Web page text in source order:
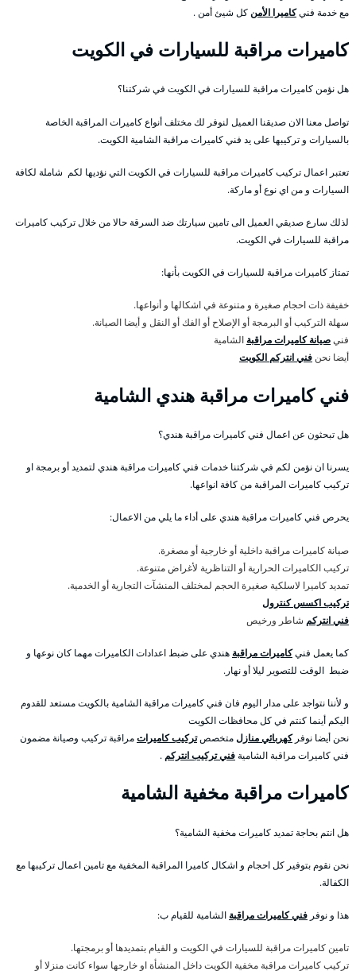
مع خدمة فنيكاميرا الأمنكل شيئ أمن .
كاميرات مراقبة للسيارات في الكويت
هل نؤمن كاميرات مراقبة للسيارات في الكويت في شركتنا؟
تواصل معنا الان صديقنا العميل لنوفر لك مختلف أنواع كاميرات المراقبة الخاصة
بالسيارات و تركيبها على يد فني كاميرات مراقبة الشامية الكويت.
تعتبر اعمال تركيب كاميرات مراقبة للسيارات في الكويت التي نؤديها لكم شاملة لكافة
السيارات و من اي نوع أو ماركة.
لذلك سارع صديقي العميل الى تامين سيارتك ضد السرقة حالا من خلال تركيب كاميرات
مراقبة للسيارات في الكويت.
تمتاز كاميرات مراقبة للسيارات في الكويت بأنها:
خفيفة ذات احجام صغيرة و متنوعة في اشكالها و أنواعها.
سهلة التركيب أو البرمجة أو الإصلاح أو الفك أو النقل و أيضا الصيانة.
فنيصيانة كاميرات مراقبة الشامية
أيضا نحن فني انتركم الكويت
فني كاميرات مراقبة هندي الشامية
هل تبحثون عن اعمال فني كاميرات مراقبة هندي؟
يسرنا ان نؤمن لكم في شركتنا خدمات فني كاميرات مراقبة هندي لتمديد أو برمجة او
تركيب كاميرات المراقبة من كافة انواعها.
يحرص فني كاميرات مراقبة هندي على أداء ما يلي من الاعمال:
صيانة كاميرات مراقبة داخلية أو خارجية أو مصغرة.
تركيب الكاميرات الحرارية أو التناظرية لأغراض متنوعة.
تمديد كاميرا لاسلكية صغيرة الحجم لمختلف المنشآت التجارية أو الخدمية.
تركيب اكسس كنترول
فني انتركم شاطر ورخيص
كما يعمل فنيكاميرات مراقبة هندي على ضبط اعدادات الكاميرات مهما كان نوعها و
ضبط الوقت للتصوير ليلا أو نهار.
و لأننا نتواجد على مدار اليوم فان فني كاميرات مراقبة الشامية بالكويت مستعد للقدوم
اليكم أينما كنتم في كل محافظات الكويت
نحن أيضا نوفركهربائي منازلمتخصصتركيب كاميراتمراقبة تركيب وصيانة مضمون
فني كاميرات مراقبة الشاميةفني تركيب انتركم .
كاميرات مراقبة مخفية الشامية
هل انتم بحاجة تمديد كاميرات مخفية الشامية؟
نحن نقوم بتوفير كل احجام و اشكال كاميرا المراقبة المخفية مع تامين اعمال تركيبها مع
الكفالة.
هذا و نوفر فني كاميرات مراقبة الشامية للقيام ب:
تامين كاميرات مراقبة للسيارات في الكويت و القيام بتمديدها أو برمجتها.
تركيب كاميرات مراقبة مخفية الكويت داخل المنشأة او خارجها سواء كانت منزلا أو